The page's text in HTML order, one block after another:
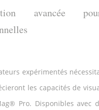
avancée
expérimentés
les capacités de
Pro. Disponibles avec